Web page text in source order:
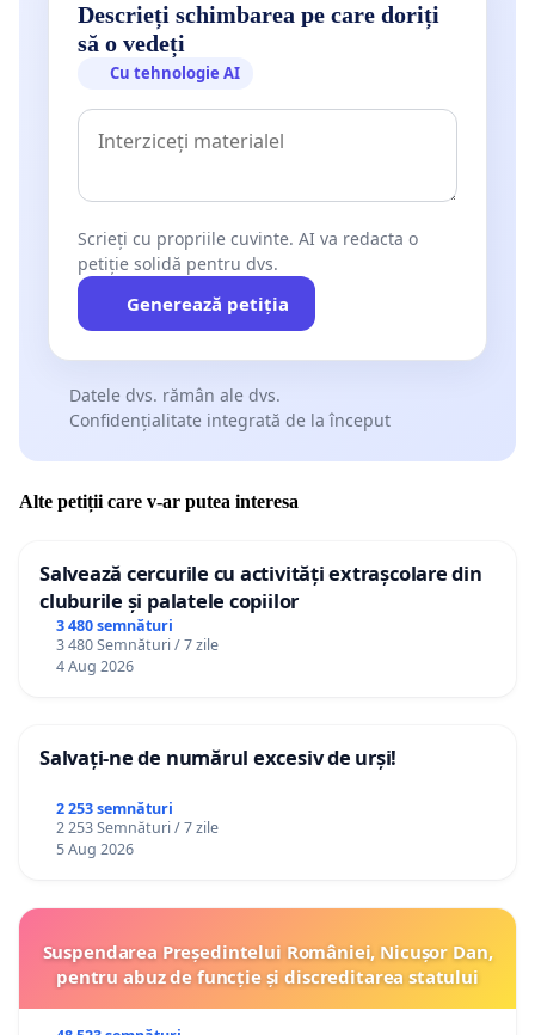
Descrieți schimbarea pe care doriți
să o vedeți
Cu tehnologie AI
Scrieți cu propriile cuvinte. AI va redacta o
petiție solidă pentru dvs.
Generează petiția
Datele dvs. rămân ale dvs.
Confidențialitate integrată de la început
Alte petiții care v-ar putea interesa
Salvează cercurile cu activități extrașcolare din
cluburile și palatele copiilor
3 480 semnături
3 480 Semnături / 7 zile
4 Aug 2026
Salvați-ne de numărul excesiv de urși!
2 253 semnături
2 253 Semnături / 7 zile
5 Aug 2026
Suspendarea Președintelui României, Nicușor Dan,
pentru abuz de funcție și discreditarea statului